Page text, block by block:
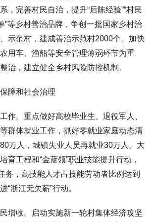
，完善村民自治，提升“后陈经验”“村民
”等乡村善治品牌，争创一批国家乡村治
示范村，建成善治示范村2000个。加快
用车、渔船等安全管理薄弱环节为重
治，建立健全乡村风险防控机制。
障和社会治理
作。重点做好高校毕业生、退役军人、
群体就业工作，抓好零就业家庭动态清
万人，城镇失业人员再就业30万人。大
育工程和“金蓝领”职业技能提升行动，
务，高技能人才占技能劳动者比例达到
“浙江无欠薪”行动。
增收。启动实施新一轮村集体经济攻坚